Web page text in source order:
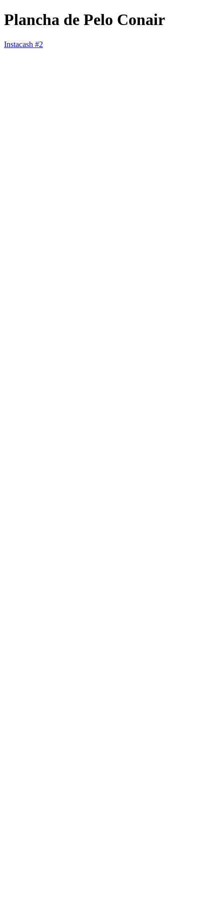
Plancha de Pelo Conair
Instacash #2